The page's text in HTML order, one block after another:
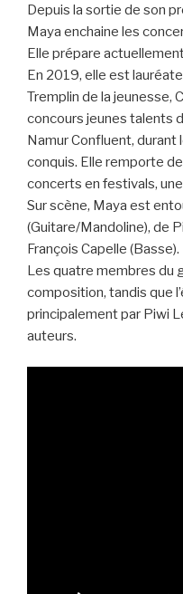
Depuis la sortie de son
Maya enchaine les
Elle prépare
En 2019, elle est
Tremplin de la jeunesse,
concours jeunes talents
Namur Confluent,
conquis. Elle remporte
concerts en festivals,
Sur scène, Maya est
(Guitare/Mandoline), de
François Capelle (Basse).
Les quatre membres du
composition, tandis que
principalement par Piwi
auteurs.